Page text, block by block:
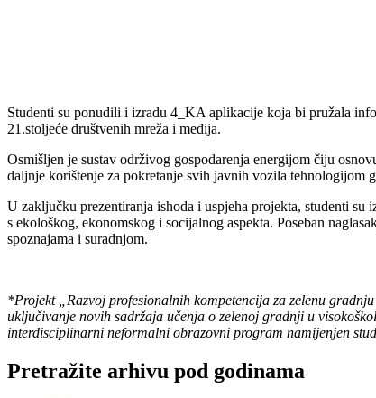
Studenti su ponudili i izradu 4_KA aplikacije koja bi pružala
21.stoljeće društvenih mreža i medija.
Osmišljen je sustav održivog gospodarenja energijom čiju
daljnje korištenje za pokretanje svih javnih vozila tehnologijom
U zaključku prezentiranja ishoda i uspjeha projekta, studenti
s ekološkog, ekonomskog i socijalnog aspekta. Poseban
spoznajama i suradnjom.
*Projekt „Razvoj profesionalnih kompetencija za zelenu
uključivanje novih sadržaja učenja o zelenoj gradnji u
interdisciplinarni neformalni obrazovni program namijenjen
Pretražite arhivu pod godinama